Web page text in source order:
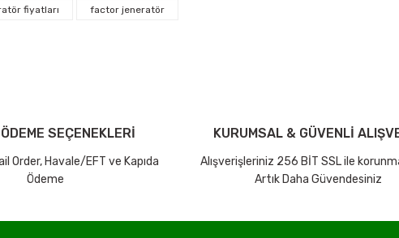
fiyatları factor jeneratör
SEÇENEKLERİ
Order, Havale/EFT ve Kapıda
Ödeme
KURUMSAL & GÜVENLİ
Alışverişleriniz 256 BİT SSL ile
Artık Daha Güvendesiniz